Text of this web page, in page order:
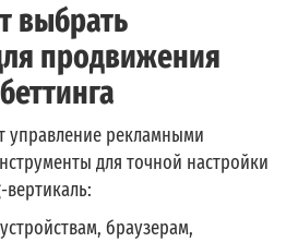
выбрать
продвижения
управление рекламными
для точной настройки
браузерам,